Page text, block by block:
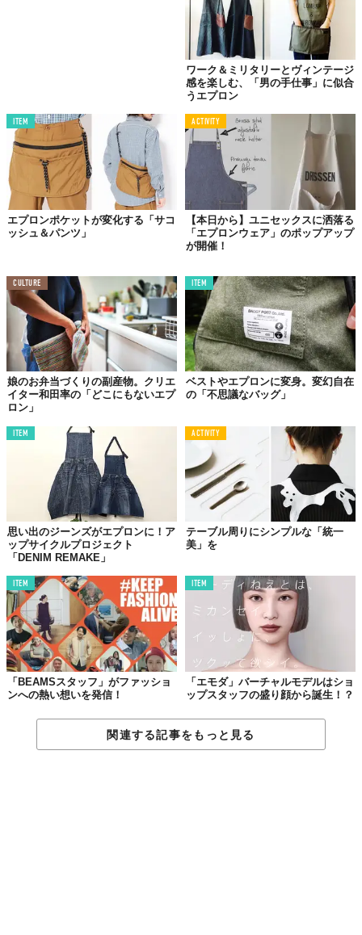
©YUJI IMAI
ファッションと保護性
ギリギリの融合
溶接加工という言葉から連想するワークウェアといえば、マニュ
ファクチュアルで地味なツールを想像していた。誤解を恐れずに
言うなら“工場のおっさんっぽさ”。ところが、どうだ。ファッシ
ョンとしても成立するではないか。
専用エプロンに必要なものとは何なのだろう？ Fe★NEEDSを企
画する鈴木太一さんの口から意外な言葉が返ってきた。
「僕らにとってのエプロンは保護具なんです」。
飛び散る火花と向かい合っての作業。エプロンに限らずグローブ
ワーク＆ミリタリーとヴィンテージ
感を楽しむ、「男の手仕事」に似合
うエプロン
ITEM
エプロンポケットが変化する「サコ
ッシュ＆パンツ」
ACTIVITY
【本日から】ユニセックスに洒落る
「エプロンウェア」のポップアップ
が開催！
CULTURE
娘のお弁当づくりの副産物。クリエ
イター和田率の「どこにもないエプ
ロン」
ITEM
ベストやエプロンに変身。変幻自在
の「不思議なバッグ」
ITEM
思い出のジーンズがエプロンに！ア
ップサイクルプロジェクト
「DENIM REMAKE」
ACTIVITY
テーブル周りにシンプルな「統一
美」を
ITEM
「BEAMSスタッフ」がファッショ
ンへの熱い想いを発信！
ITEM
「エモダ」バーチャルモデルはショ
ップスタッフの盛り顔から誕生！？
関連する記事をもっと見る